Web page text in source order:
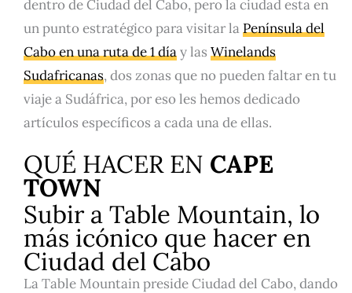
dentro de Ciudad del Cabo, pero la ciudad esta en
un punto estratégico para visitar laPenínsula del
Cabo en una ruta de 1 díay las Winelands
Sudafricanas, dos zonas que no pueden faltar en tu
viaje a Sudáfrica, por eso les hemos dedicado
artículos específicos a cada una de ellas.
QUÉ HACER EN CAPE
TOWN
Subir a Table Mountain, lo
más icónico que hacer en
Ciudad del Cabo
La Table Mountain preside Ciudad del Cabo, dando